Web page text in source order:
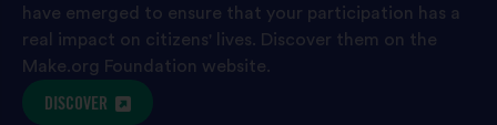
have emerged to ensure that your participation has a
real impact on citizens' lives. Discover them on the
Make.org Foundation website.
DISCOVER